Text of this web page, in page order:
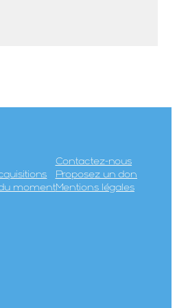
moment
Contactez-nous
Proposez un don
Mentions légales